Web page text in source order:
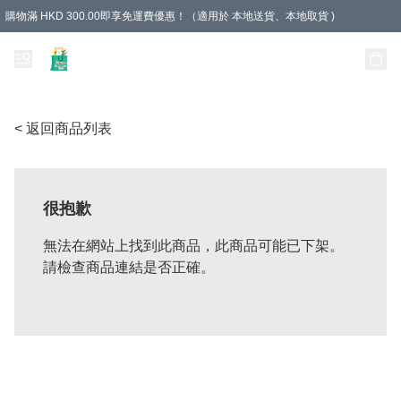
購物滿 HKD 300.00即享免運費優惠！（適用於 本地送貨、本地取貨 )
< 返回商品列表
很抱歉
無法在網站上找到此商品，此商品可能已下架。
請檢查商品連結是否正確。